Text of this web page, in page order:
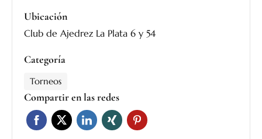
Ubicación
Club de Ajedrez La Plata 6 y 54
Categoría
Torneos
Compartir en las redes